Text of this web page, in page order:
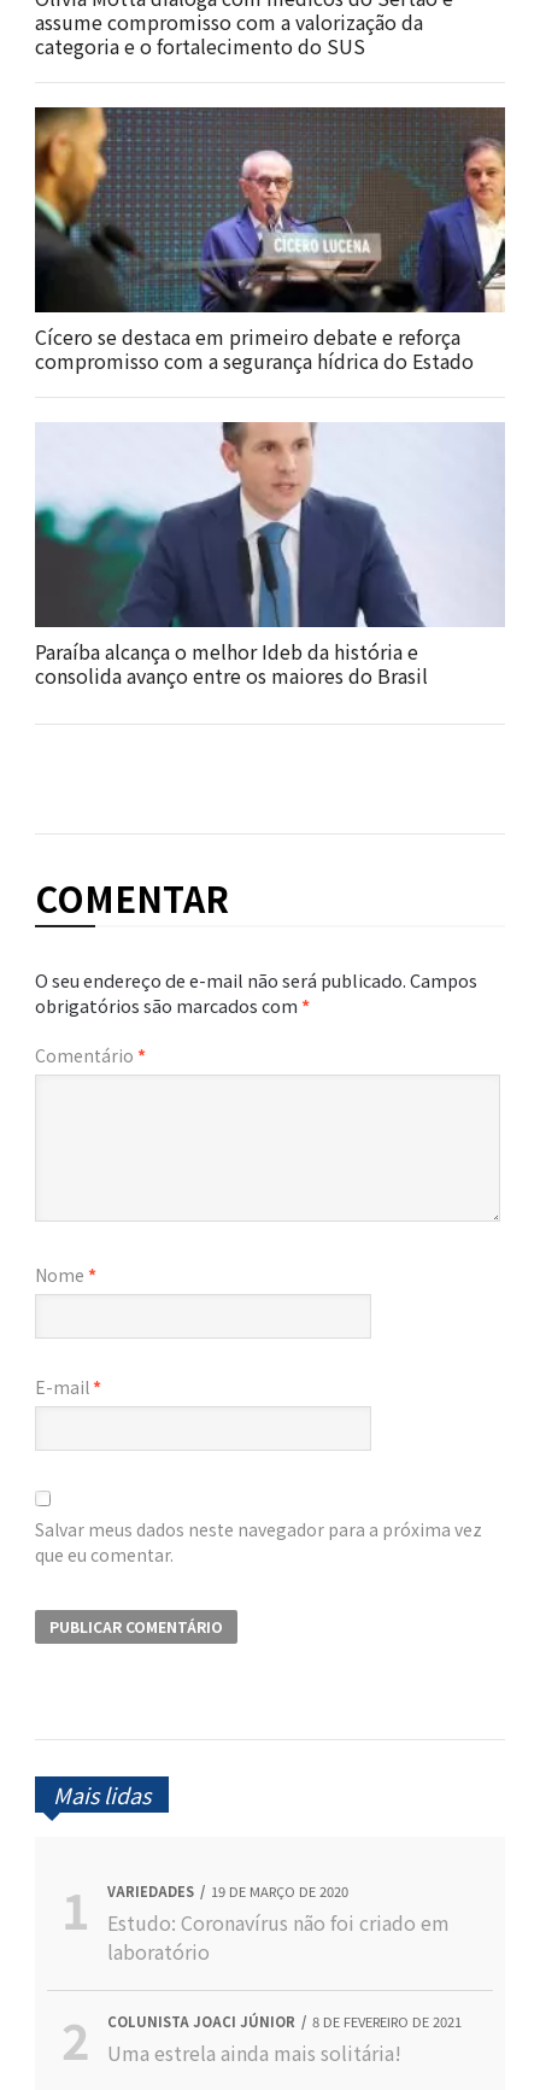
assume compromisso com a valorização da
categoria e o fortalecimento do SUS
Cícero se destaca em primeiro debate e reforça
compromisso com a segurança hídrica do Estado
Paraíba alcança o melhor Ideb da história e
consolida avanço entre os maiores do Brasil
COMENTAR
O seu endereço de e-mail não será publicado.Campos
obrigatórios são marcados com*
Comentário *
Nome *
E-mail*
Salvar meus dados neste navegador para a próxima vez
que eu comentar.
Mais lidas
VARIEDADES 19 DE MARÇO DE 2020
Estudo: Coronavírus não foi criado em
laboratório
COLUNISTA JOACI JÚNIOR 8 DE FEVEREIRO DE 2021
Uma estrela ainda mais solitária!